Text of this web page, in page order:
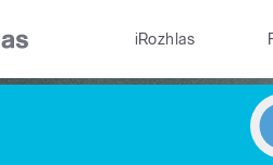
iRozhlas